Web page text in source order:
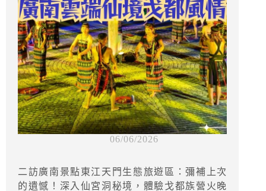
06/06/2026
二訪廣南景點東江天門生態旅遊區：彌補上次
的遺憾！深入仙宮洞秘境，體驗戈都族營火晚